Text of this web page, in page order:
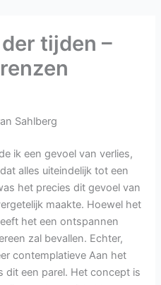
tijden –
Sahlberg
ik een gevoel van verlies,
alles uiteindelijk tot een
het precies dit gevoel van
maakte. Hoewel het
het een ontspannen
zal bevallen. Echter,
contemplatieve Aan het
dit een parel. Het concept is